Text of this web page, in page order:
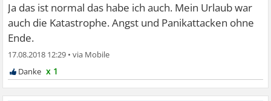
Ja das ist normal das habe ich auch. Mein Urlaub war
auch die Katastrophe. Angst und Panikattacken ohne
Ende.
17.08.2018 12:29 •
x 1